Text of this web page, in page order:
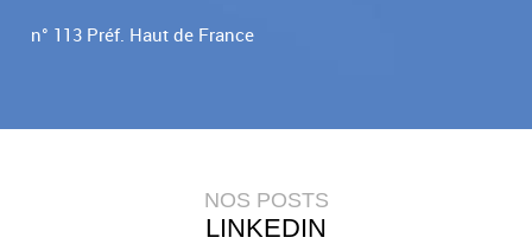
n° 113 Préf. Haut de France
NOS POSTS
LINKEDIN